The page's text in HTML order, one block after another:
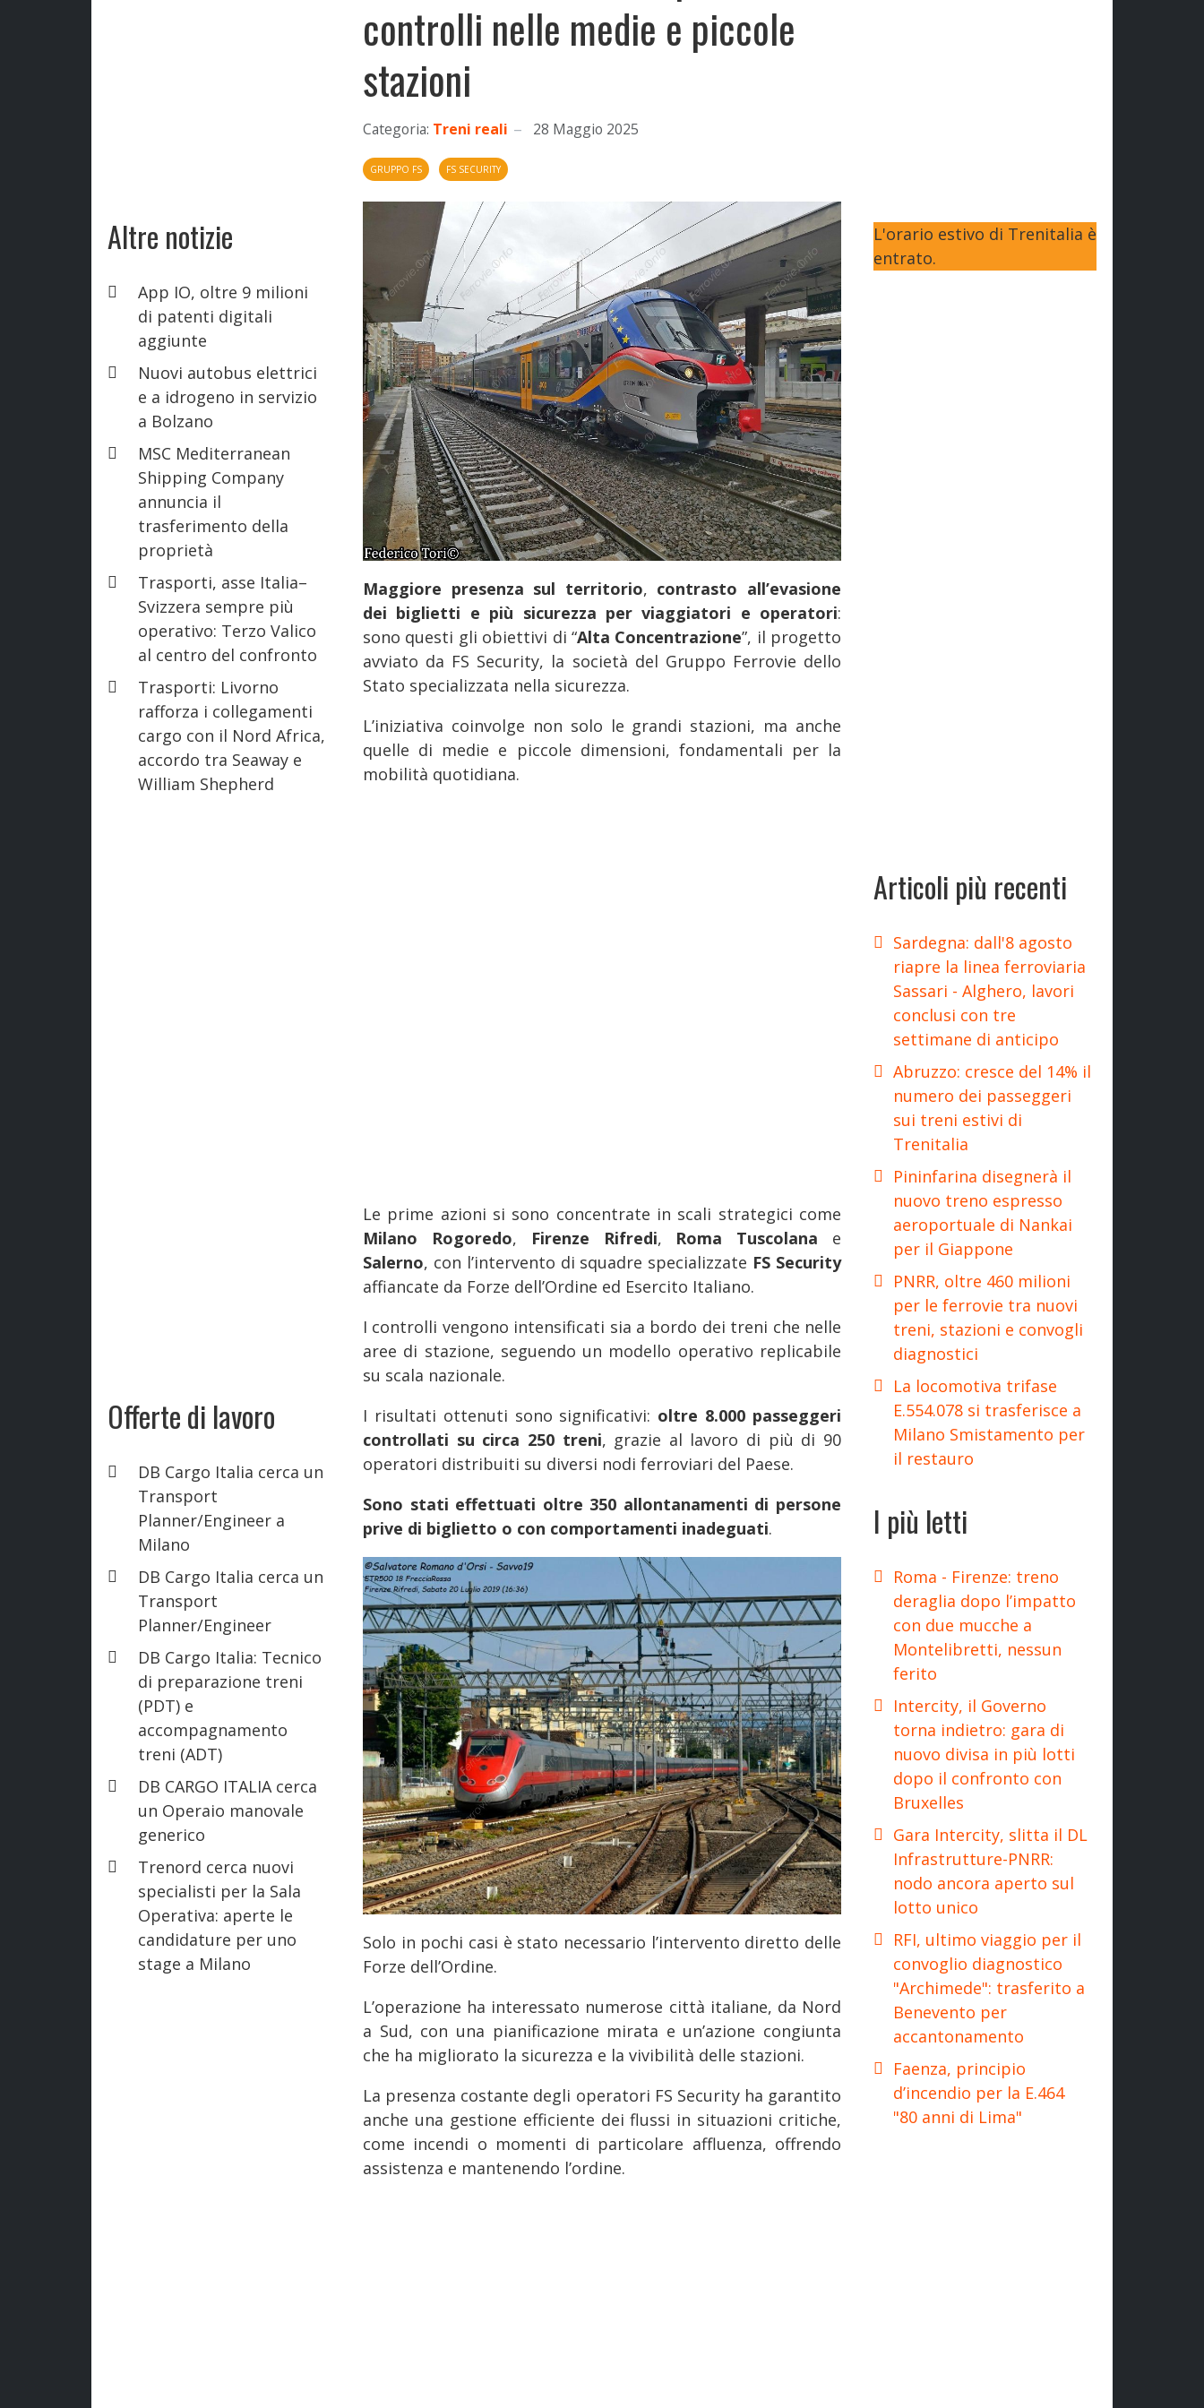
Altre notizie
App IO, oltre 9 milioni
di patenti digitali
aggiunte
Nuovi autobus elettrici
e a idrogeno in servizio
a Bolzano
MSC Mediterranean
Shipping Company
annuncia il
trasferimento della
proprietà
Trasporti, asse Italia–
Svizzera sempre più
operativo: Terzo Valico
al centro del confronto
Trasporti: Livorno
rafforza i collegamenti
cargo con il Nord Africa,
accordo tra Seaway e
William Shepherd
Offerte di lavoro
DB Cargo Italia cerca un
Transport
Planner/Engineer a
Milano
DB Cargo Italia cerca un
Transport
Planner/Engineer
DB Cargo Italia: Tecnico
di preparazione treni
(PDT) e
accompagnamento
treni (ADT)
DB CARGO ITALIA cerca
un Operaio manovale
generico
Trenord cerca nuovi
specialisti per la Sala
Operativa: aperte le
candidature per uno
stage a Milano
controlli nelle medie e piccole
stazioni
Categoria: Treni reali 28 Maggio 2025
GRUPPO FS FS SECURITY
Maggiore presenza sul territorio, contrasto all’evasione
dei biglietti e più sicurezza per viaggiatori e operatori:
sono questi gli obiettivi di “Alta Concentrazione”, il progetto
avviato da FS Security, la società del Gruppo Ferrovie dello
Stato specializzata nella sicurezza.
L’iniziativa coinvolge non solo le grandi stazioni, ma anche
quelle di medie e piccole dimensioni, fondamentali per la
mobilità quotidiana.
Le prime azioni si sono concentrate in scali strategici come
Milano Rogoredo, Firenze Rifredi, Roma Tuscolana e
Salerno, con l’intervento di squadre specializzate FS Security
affiancate da Forze dell’Ordine ed Esercito Italiano.
I controlli vengono intensificati sia a bordo dei treni che nelle
aree di stazione, seguendo un modello operativo replicabile
su scala nazionale.
I risultati ottenuti sono significativi: oltre 8.000 passeggeri
controllati su circa 250 treni, grazie al lavoro di più di 90
operatori distribuiti su diversi nodi ferroviari del Paese.
Sono stati effettuati oltre 350 allontanamenti di persone
prive di biglietto o con comportamenti inadeguati.
Solo in pochi casi è stato necessario l’intervento diretto delle
Forze dell’Ordine.
L’operazione ha interessato numerose città italiane, da Nord
a Sud, con una pianificazione mirata e un’azione congiunta
che ha migliorato la sicurezza e la vivibilità delle stazioni.
La presenza costante degli operatori FS Security ha garantito
anche una gestione efficiente dei flussi in situazioni critiche,
come incendi o momenti di particolare affluenza, offrendo
assistenza e mantenendo l’ordine.
L'orario estivo di Trenitalia è
entrato.
Articoli più recenti
Sardegna: dall'8 agosto
riapre la linea ferroviaria
Sassari - Alghero, lavori
conclusi con tre
settimane di anticipo
Abruzzo: cresce del 14% il
numero dei passeggeri
sui treni estivi di
Trenitalia
Pininfarina disegnerà il
nuovo treno espresso
aeroportuale di Nankai
per il Giappone
PNRR, oltre 460 milioni
per le ferrovie tra nuovi
treni, stazioni e convogli
diagnostici
La locomotiva trifase
E.554.078 si trasferisce a
Milano Smistamento per
il restauro
I più letti
Roma - Firenze: treno
deraglia dopo l’impatto
con due mucche a
Montelibretti, nessun
ferito
Intercity, il Governo
torna indietro: gara di
nuovo divisa in più lotti
dopo il confronto con
Bruxelles
Gara Intercity, slitta il DL
Infrastrutture-PNRR:
nodo ancora aperto sul
lotto unico
RFI, ultimo viaggio per il
convoglio diagnostico
"Archimede": trasferito a
Benevento per
accantonamento
Faenza, principio
d’incendio per la E.464
"80 anni di Lima"